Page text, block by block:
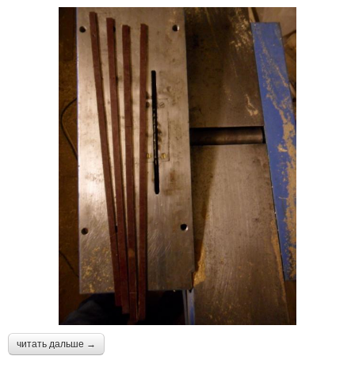
читать дальше →